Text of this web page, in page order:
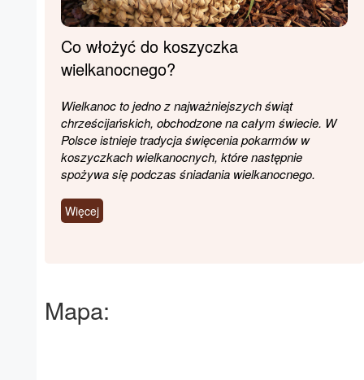
Co włożyć do koszyczka
wielkanocnego?
Wielkanoc to jedno z najważniejszych świąt
chrześcijańskich, obchodzone na całym świecie. W
Polsce istnieje tradycja święcenia pokarmów w
koszyczkach wielkanocnych, które następnie
spożywa się podczas śniadania wielkanocnego.
Więcej
Mapa: